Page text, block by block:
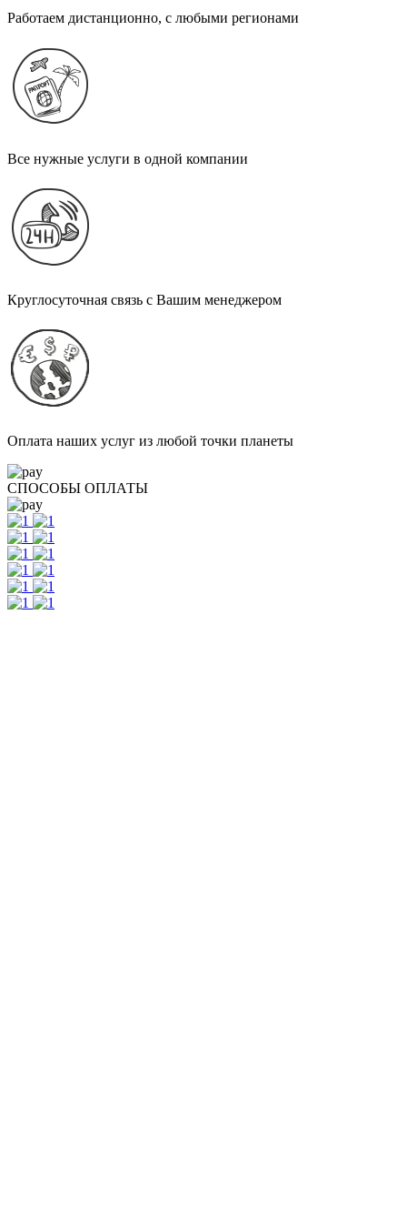
Работаем дистанционно, с любыми регионами
Все нужные услуги в одной компании
Круглосуточная связь с Вашим менеджером
Оплата наших услуг из любой точки планеты
СПОСОБЫ ОПЛАТЫ